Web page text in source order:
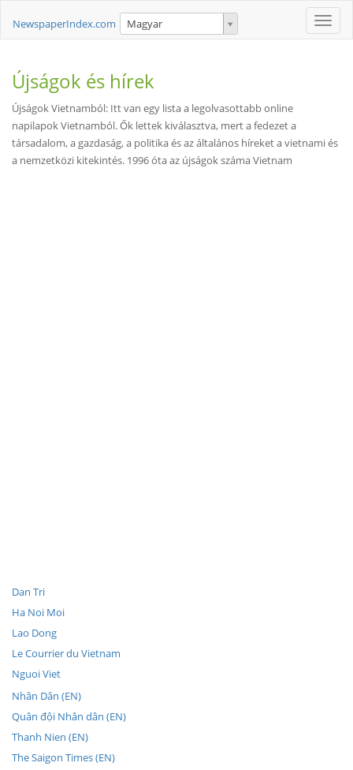
Toggle
NewspaperIndex.com Magyar
Újságok és hírek
Újságok Vietnamból: Itt van egy lista a legolvasottabb online
napilapok Vietnamból. Ők lettek kiválasztva, mert a fedezet a
társadalom, a gazdaság, a politika és az általános híreket a vietnami és
a nemzetközi kitekintés. 1996 óta az újságok száma Vietnam
Dan Tri
Ha Noi Moi
Lao Dong
Le Courrier du Vietnam
Nguoi Viet
Nhân Dân (EN)
Quân đội Nhân dân (EN)
Thanh Nien (EN)
The Saigon Times (EN)